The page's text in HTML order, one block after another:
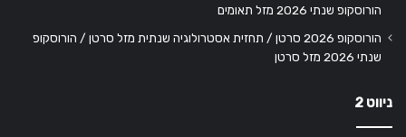
הורוסקופ שנתי 2026 מזל תאומים
הורוסקופ 2026 סרטן / תחזית אסטרולוגיה שנתית מזל סרטן / הורוסקופ
שנתי 2026 מזל סרטן
ניווט 2